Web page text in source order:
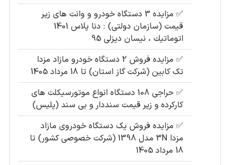
✅
مزایده 3 دستگاه خودرو و وانت های زیر
قیمت (سازمان دولتی) : دنا پلاس 1401
اتوماتيك ، نیسان دیزلی 95
✅
مزایده فروش 2 دستگاه خودرو مازاد مزدا
تک کابین (شرکت گاز استان) تا 18 مرداد 1405
✅
حراجی 108 دستگاه انواع موتورسیکلت های
کارکرده و زیر قیمت سنددار و بی سند (پلیس)
✅ مزایده فروش یک دستگاه خودروی مازاد
مزدا 3N مدل 1398 (شرکت خصوصی کشور) تا
18 مرداد 1405